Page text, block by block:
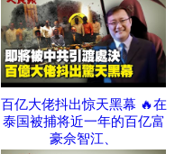
百亿大佬抖出惊天黑幕 🔥在
泰国被捕将近一年的百亿富
豪佘智江、